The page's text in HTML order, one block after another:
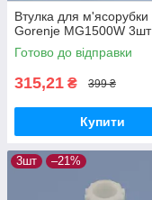
Втулка для м'ясорубки
Gorenje MG1500W 3шт
Готово до відправки
315,21 ₴ 399 ₴
Купити
3шт –21%